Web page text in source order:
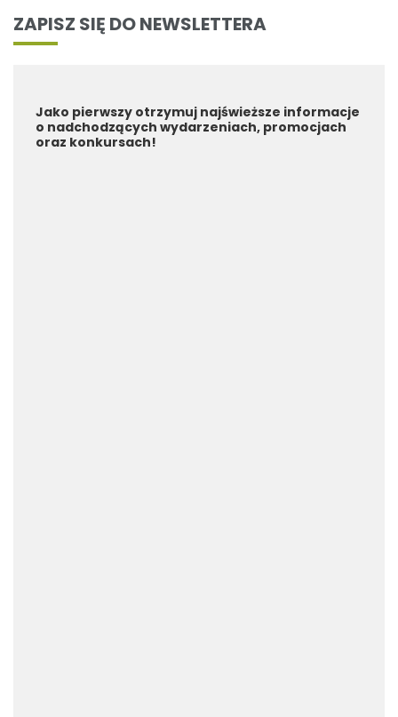
ZAPISZ SIĘ DO NEWSLETTERA
Jako pierwszy otrzymuj najświeższe informacje
o nadchodzących wydarzeniach, promocjach
oraz konkursach!